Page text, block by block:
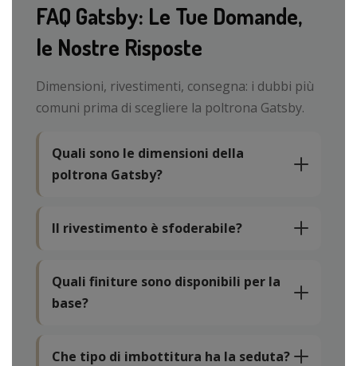
FAQ Gatsby: Le Tue Domande,
le Nostre Risposte
Dimensioni, rivestimenti, consegna: i dubbi più
comuni prima di scegliere la poltrona Gatsby.
Quali sono le dimensioni della
poltrona Gatsby?
Il rivestimento è sfoderabile?
Quali finiture sono disponibili per la
base?
Che tipo di imbottitura ha la seduta?